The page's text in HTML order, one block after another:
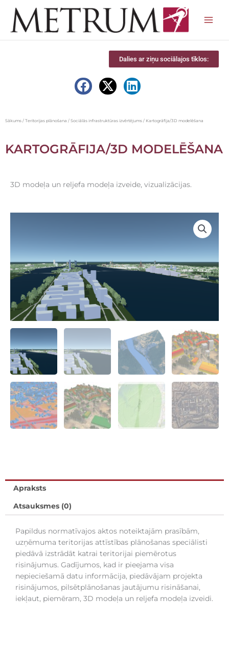
content
Dalies ar ziņu sociālajos tīklos:
Sākums / Teritorijas plānošana / Sociālās infrastruktūras izvērtējums / Kartogrāfija/3D modelēšana
KARTOGRĀFIJA/3D MODELĒŠANA
3D modeļa un reljefa modeļa izveide, vizualizācijas.
Apraksts
Atsauksmes (0)
Papildus normatīvajos aktos noteiktajām prasībām,
uzņēmuma teritorijas attīstības plānošanas speciālisti
piedāvā izstrādāt katrai teritorijai piemērotus
risinājumus. Gadījumos, kad ir pieejama visa
nepieciešamā datu informācija, piedāvājam projekta
risinājumos, pilsētplānošanas jautājumu risināšanai,
iekļaut, piemēram, 3D modeļa un reljefa modeļa izveidi.